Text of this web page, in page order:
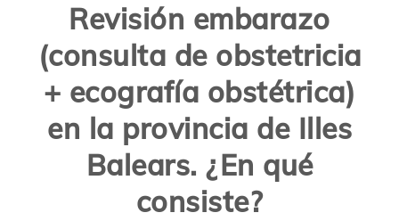
Revisión embarazo
(consulta de obstetricia
+ ecografía obstétrica)
en la provincia de Illes
Balears. ¿En qué
consiste?